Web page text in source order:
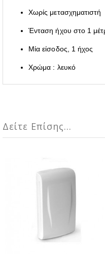
Χωρίς μετασχηματιστή
Ένταση ήχου στο 1
Μία είσοδος, 1 ήχος
Χρώμα : λευκό
Δείτε Επίσης...